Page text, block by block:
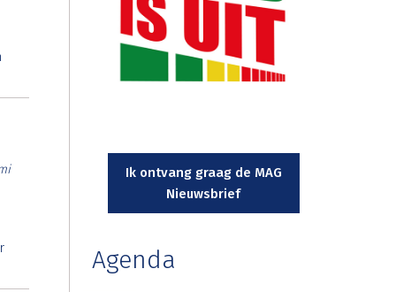
Ik ontvang graag de MAG
Nieuwsbrief
Agenda